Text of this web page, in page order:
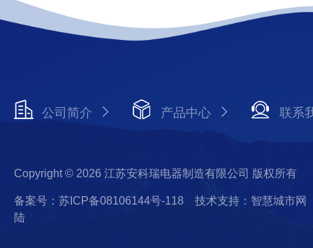
公司简介 产品中心 联系
Copyright © 2026 江苏安科瑞电器制造有限公司 版权所有
备案号：苏ICP备08106144号-118
技术支持：智慧城市网
陆